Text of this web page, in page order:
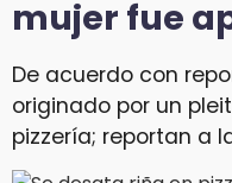
mujer fue
De acuerdo con
originado por un
pizzería; reportan a